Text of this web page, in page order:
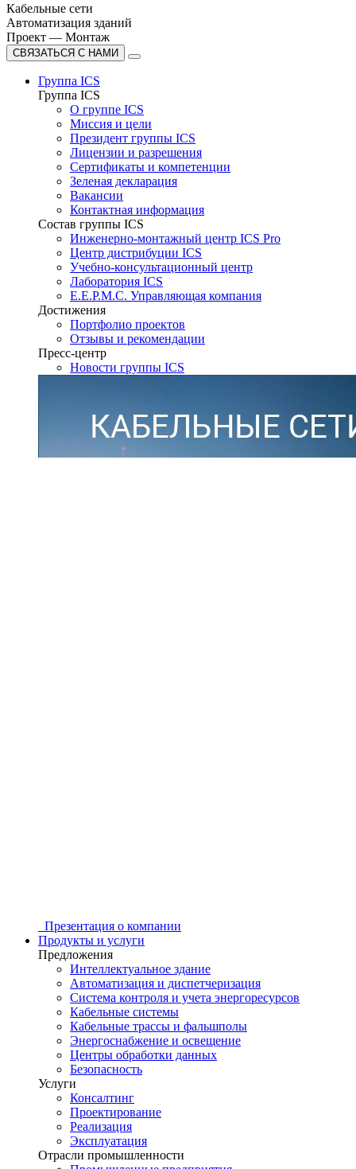
Кабельные сети
Автоматизация зданий
Проект — Монтаж
СВЯЗАТЬСЯ С НАМИ
Группа ICS
Группа ICS
О группе ICS
Миссия и цели
Президент группы ICS
Лицензии и разрешения
Сертификаты и компетенции
Зеленая декларация
Вакансии
Контактная информация
Состав группы ICS
Инженерно-монтажный центр ICS Pro
Центр дистрибуции ICS
Учебно-консультационный центр
Лаборатория ICS
E.E.P.M.C. Управляющая компания
Достижения
Портфолио проектов
Отзывы и рекомендации
Пресс-центр
Новости группы ICS
Презентация о компании
Продукты и услуги
Предложения
Интеллектуальное здание
Автоматизация и диспетчеризация
Система контроля и учета энергоресурсов
Кабельные системы
Кабельные трассы и фальшполы
Энергоснабжение и освещение
Центры обработки данных
Безопасность
Услуги
Консалтинг
Проектирование
Реализация
Эксплуатация
Отрасли промышленности